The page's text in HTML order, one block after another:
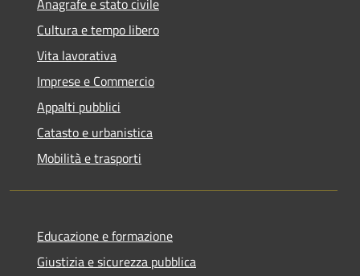
Anagrafe e stato civile
Cultura e tempo libero
Vita lavorativa
Imprese e Commercio
Appalti pubblici
Catasto e urbanistica
Mobilità e trasporti
Educazione e formazione
Giustizia e sicurezza pubblica